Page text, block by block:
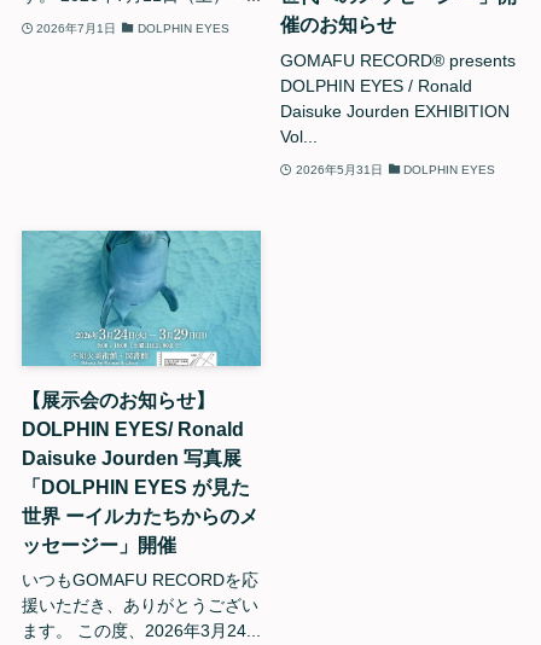
2026年7月1日 DOLPHIN EYES
催のお知らせ
GOMAFU RECORD®︎ presents
DOLPHIN EYES / Ronald
Daisuke Jourden EXHIBITION
Vol...
2026年5月31日 DOLPHIN EYES
【展示会のお知らせ】
DOLPHIN EYES/ Ronald
Daisuke Jourden 写真展
「DOLPHIN EYES が見た
世界 ーイルカたちからのメ
ッセージー」開催
いつもGOMAFU RECORDを応
援いただき、ありがとうござい
ます。 この度、2026年3月24...